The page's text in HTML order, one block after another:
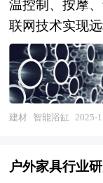
温控制、按摩
联网技术实现
用调整浴缸的
音乐选择等。
酒店，缸体通
泵、空气传动
股权形态转化
建材 智能浴缸 2025-
户外家具行业